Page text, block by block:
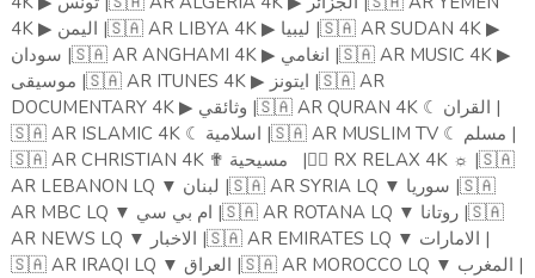
4K ▶ اليمن |🇸🇦AR LIBYA 4K ▶ ليبيا |🇸🇦AR SUDAN 4K ▶
سودان |🇸🇦AR ANGHAMI 4K ▶ انغامي |🇸🇦AR MUSIC 4K ▶
موسيقى |🇸🇦AR ITUNES 4K ▶ ايتونز |🇸🇦AR
DOCUMENTARY 4K ▶ وثائقي |🇸🇦AR QURAN 4K ☾
القران |
🇸🇦AR ISLAMIC 4K ☾ اسلامية |🇸🇦AR MUSLIM TV ☾
مسلم |
🇸🇦AR CHRISTIAN 4K ✟ مسيحية |🏴‍☠️ RX RELAX 4K ☼ |🇸🇦
AR LEBANON LQ ▼ لبنان |🇸🇦AR SYRIA LQ ▼ سوريا |🇸🇦
AR MBC LQ ▼ ام بي سي |🇸🇦AR ROTANA LQ ▼ روتانا |🇸🇦
AR NEWS LQ ▼ الاخبار |🇸🇦AR EMIRATES LQ ▼
الامارات |
🇸🇦AR IRAQI LQ ▼ العراق |🇸🇦AR MOROCCO LQ ▼
المغرب |